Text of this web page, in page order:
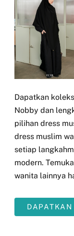
Dapatkan
Nobby dan
pilihan dress
dress muslim
setiap
modern.
wanita lainnya